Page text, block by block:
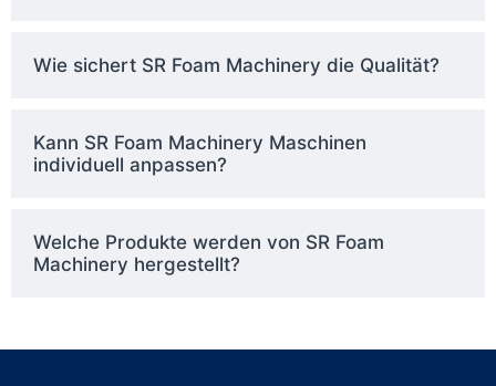
Wie sichert SR Foam Machinery die Qualität?
Kann SR Foam Machinery Maschinen
individuell anpassen?
Welche Produkte werden von SR Foam
Machinery hergestellt?